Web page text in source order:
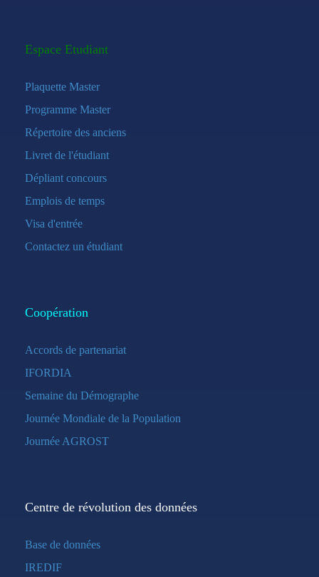
Espace Etudiant
Plaquette Master
Programme Master
Répertoire des anciens
Livret de l'étudiant
Dépliant concours
Emplois de temps
Visa d'entrée
Contactez un étudiant
Coopération
Accords de partenariat
IFORDIA
Semaine du Démographe
Journée Mondiale de la Population
Journée AGROST
Centre de révolution des données
Base de données
IREDIF